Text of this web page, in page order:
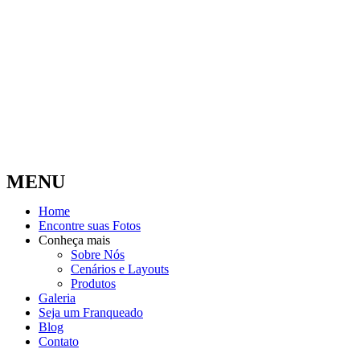
MENU
Home
Encontre suas Fotos
Conheça mais
Sobre Nós
Cenários e Layouts
Produtos
Galeria
Seja um Franqueado
Blog
Contato